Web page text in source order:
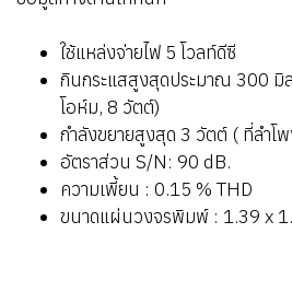
ใช้แหล่งจ่ายไฟ 5 โวลท์ดีซี
กินกระแสสูงสุดประมาณ 300 มิ
โอห์ม, 8 วัตต์)
กำลังขยายสูงสุด 3 วัตต์ ( ที่ลำโ
อัตราส่วน S/N: 90 dB.
ความเพี้ยน : 0.15 % THD
ขนาดแผ่นวงจรพิมพ์ : 1.39 x